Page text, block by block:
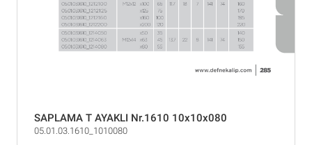
SAPLAMA T AYAKLI Nr.1610 10x10x080
05.01.03.1610_1010080